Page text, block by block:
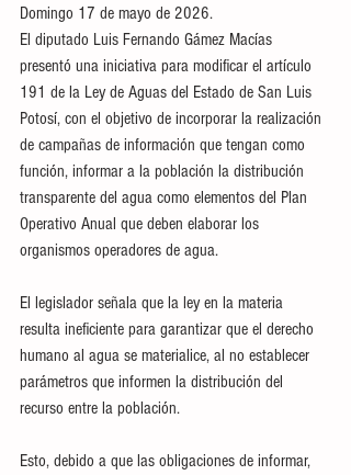
Domingo 17 de mayo de 2026.
El diputado Luis Fernando Gámez Macías
presentó una iniciativa para modificar el artículo
191 de la Ley de Aguas del Estado de San Luis
Potosí, con el objetivo de incorporar la realización
de campañas de información que tengan como
función, informar a la población la distribución
transparente del agua como elementos del Plan
Operativo Anual que deben elaborar los
organismos operadores de agua.
El legislador señala que la ley en la materia
resulta ineficiente para garantizar que el derecho
humano al agua se materialice, al no establecer
parámetros que informen la distribución del
recurso entre la población.
Esto, debido a que las obligaciones de informar,